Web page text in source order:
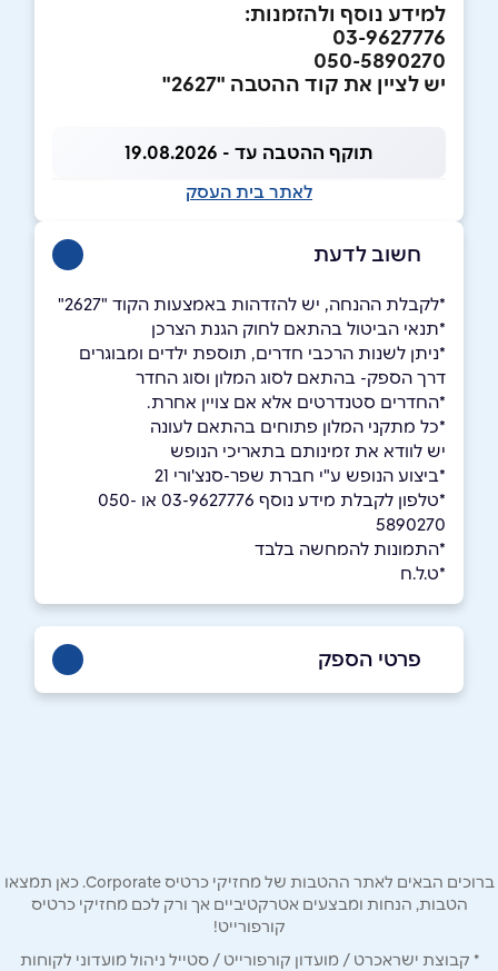
למידע נוסף ולהזמנות:
03-9627776
050-5890270
יש לציין את קוד ההטבה "2627"
תוקף ההטבה עד - 19.08.2026
לאתר בית העסק
חשוב לדעת
*לקבלת ההנחה, יש להזדהות באמצעות הקוד "2627"
*תנאי הביטול בהתאם לחוק הגנת הצרכן
*ניתן לשנות הרכבי חדרים, תוספת ילדים ומבוגרים
דרך הספק- בהתאם לסוג המלון וסוג החדר
*החדרים סטנדרטים אלא אם צויין אחרת.
*כל מתקני המלון פתוחים בהתאם לעונה
יש לוודא את זמינותם בתאריכי הנופש
*ביצוע הנופש ע"י חברת שפר-סנצ'ורי 21
*טלפון לקבלת מידע נוסף 03-9627776 או 050-
5890270
*התמונות להמחשה בלבד
*ט.ל.ח
פרטי הספק
שם מלא*
ברוכים הבאים לאתר ההטבות של מחזיקי כרטיס Corporate. כאן תמצאו
הטבות, הנחות ומבצעים אטרקטיביים אך ורק לכם מחזיקי כרטיס
קורפורייט!
* קבוצת ישראכרט / מועדון קורפורייט / סטייל ניהול מועדוני לקוחות